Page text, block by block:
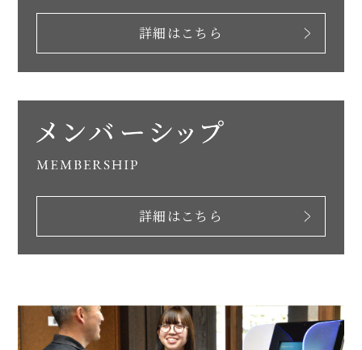
詳細はこちら
詳細はこちら